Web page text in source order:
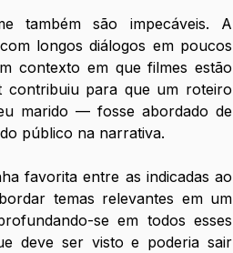
também são impecáveis. A
longos diálogos em poucos
contexto em que filmes estão
contribuiu para que um roteiro
marido — fosse abordado de
público na narrativa.
favorita entre as indicadas ao
temas relevantes em um
se em todos esses
deve ser visto e poderia sair